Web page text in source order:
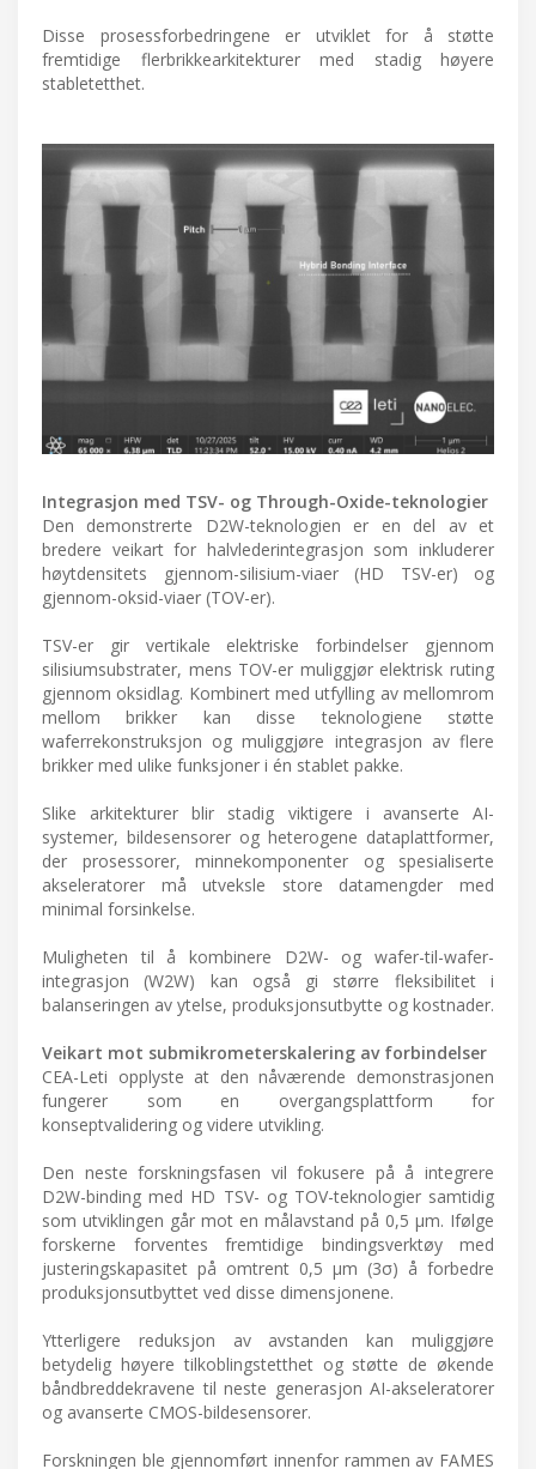
Disse prosessforbedringene er utviklet for å støtte
fremtidige flerbrikkearkitekturer med stadig høyere
stabletetthet.
Integrasjon med TSV- og Through-Oxide-teknologier
Den demonstrerte D2W-teknologien er en del av et
bredere veikart for halvlederintegrasjon som inkluderer
høytdensitets gjennom-silisium-viaer (HD TSV-er) og
gjennom-oksid-viaer (TOV-er).
TSV-er gir vertikale elektriske forbindelser gjennom
silisiumsubstrater, mens TOV-er muliggjør elektrisk ruting
gjennom oksidlag. Kombinert med utfylling av mellomrom
mellom brikker kan disse teknologiene støtte
waferrekonstruksjon og muliggjøre integrasjon av flere
brikker med ulike funksjoner i én stablet pakke.
Slike arkitekturer blir stadig viktigere i avanserte AI-
systemer, bildesensorer og heterogene dataplattformer,
der prosessorer, minnekomponenter og spesialiserte
akseleratorer må utveksle store datamengder med
minimal forsinkelse.
Muligheten til å kombinere D2W- og wafer-til-wafer-
integrasjon (W2W) kan også gi større fleksibilitet i
balanseringen av ytelse, produksjonsutbytte og kostnader.
Veikart mot submikrometerskalering av forbindelser
CEA-Leti opplyste at den nåværende demonstrasjonen
fungerer som en overgangsplattform for
konseptvalidering og videre utvikling.
Den neste forskningsfasen vil fokusere på å integrere
D2W-binding med HD TSV- og TOV-teknologier samtidig
som utviklingen går mot en målavstand på 0,5 μm. Ifølge
forskerne forventes fremtidige bindingsverktøy med
justeringskapasitet på omtrent 0,5 μm (3σ) å forbedre
produksjonsutbyttet ved disse dimensjonene.
Ytterligere reduksjon av avstanden kan muliggjøre
betydelig høyere tilkoblingstetthet og støtte de økende
båndbreddekravene til neste generasjon AI-akseleratorer
og avanserte CMOS-bildesensorer.
Forskningen ble gjennomført innenfor rammen av FAMES